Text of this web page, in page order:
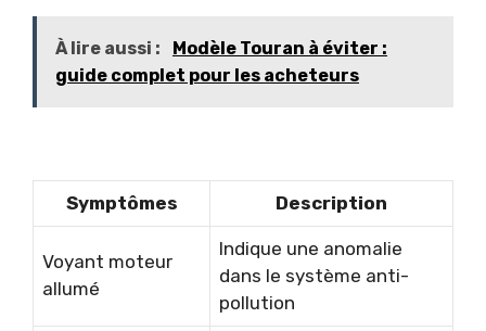
À lire aussi :
Modèle Touran à éviter :
guide complet pour les acheteurs
Symptômes Description
Voyant moteur
allumé
Indique une anomalie
dans le système anti-
pollution